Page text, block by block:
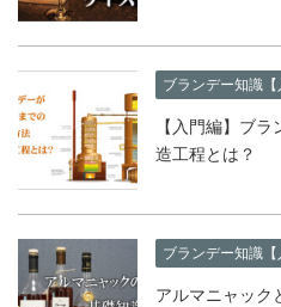
ブランデー知識【
【入門編】ブ
造工程とは？
ブランデー知識【
アルマニャック